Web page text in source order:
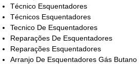
Técnico Esquentadores
Técnicos Esquentadores
Tecnico De Esquentadores
Reparações De Esquentadores
Reparações Esquentadores
Arranjo De Esquentadores Gás Butano